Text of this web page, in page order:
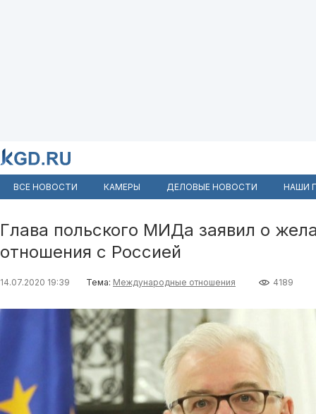
ВСЕ НОВОСТИ КАМЕРЫ ДЕЛОВЫЕ НОВОСТИ НАШИ
Глава польского МИДа заявил о
отношения с Россией
14.07.2020 19:39 Тема: Международные отношения 4189